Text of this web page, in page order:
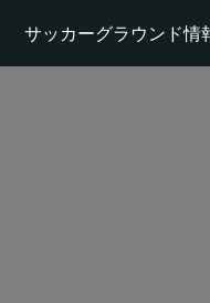
サッカーグラウンド情